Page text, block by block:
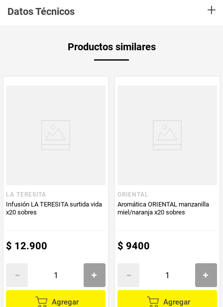
rojos, frutas tropicales, naranja, canela, limoncillo, cidrón, manzanilla,
Datos Técnicos +
Producto (kg)
Productos similares
LA TERESITA
Infusión LA TERESITA surtida vida
x20 sobres
$ 12.900
Agregar
ORIENTAL
Aromática ORIENTAL manzanilla
miel/naranja x20 sobres
$ 9400
Agregar